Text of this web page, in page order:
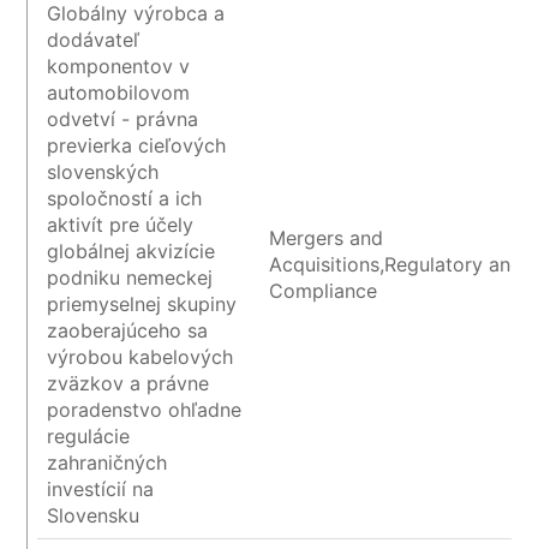
Globálny výrobca a
dodávateľ
komponentov v
automobilovom
odvetví - právna
previerka cieľových
slovenských
spoločností a ich
aktivít pre účely
globálnej akvizície
podniku nemeckej
priemyselnej skupiny
zaoberajúceho sa
výrobou kabelových
zväzkov a právne
poradenstvo ohľadne
regulácie
zahraničných
investícií na
Slovensku
Mergers and
Acquisitions,Regulatory and
Compliance